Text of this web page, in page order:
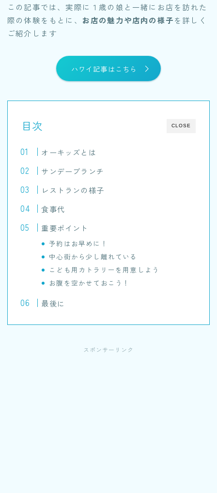
この記事では、実際に１歳の娘と一緒にお店を訪れた
際の体験をもとに、 お店の魅力や店内の様子を詳しく
ご紹介します
ハワイ記事はこちら
CLOSE
目次
オーキッズとは
サンデーブランチ
レストランの様子
食事代
重要ポイント
予約はお早めに！
中心街から少し離れている
こども用カトラリーを用意しよう
お腹を空かせておこう！
最後に
スポンサーリンク